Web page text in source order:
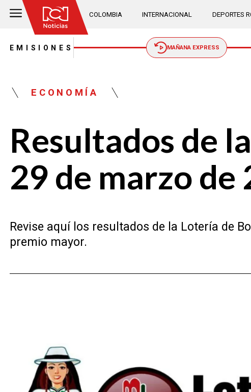
COLOMBIA INTERNACIONAL DEPORTES
EMISIONES MAÑANA EXPRESS
ECONOMÍA
Resultados de
29 de marzo
Revise aquí los resultados de la Lotería de
premio mayor.